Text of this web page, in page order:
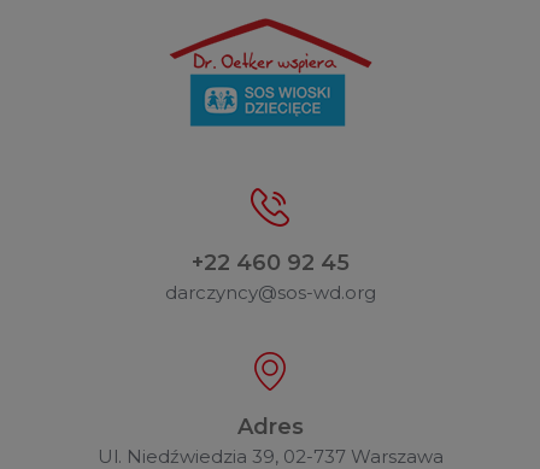
+22 460 92 45
darczyncy@sos-wd.org
Adres
Ul. Niedźwiedzia 39, 02-737 Warszawa